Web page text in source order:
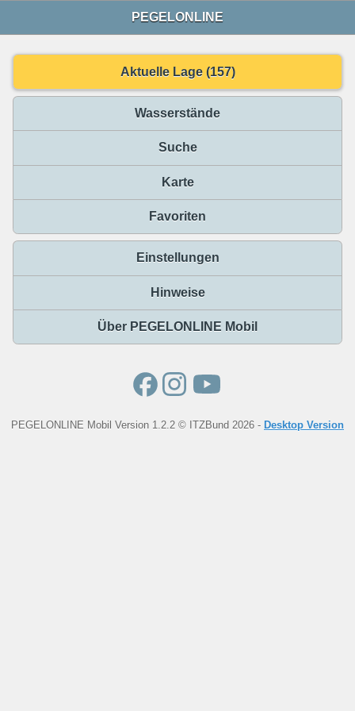
PEGELONLINE
Aktuelle Lage (157)
Wasserstände
Suche
Karte
Favoriten
Einstellungen
Hinweise
Über PEGELONLINE Mobil
PEGELONLINE Mobil Version 1.2.2 © ITZBund 2026 - Desktop Version